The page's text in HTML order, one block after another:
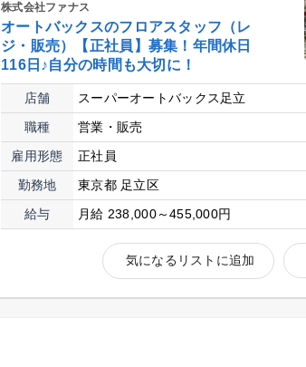
株式会社ファナス
オートバックスのフロアスタッフ（レ
ジ・販売）【正社員】募集！年間休日
116日♪自分の時間も大切に！
店舗
スーパーオートバックス足立
職種
営業・販売
雇用形態
正社員
勤務地
東京都 足立区
給与
月給 238,000～455,000円
気になるリストに追加